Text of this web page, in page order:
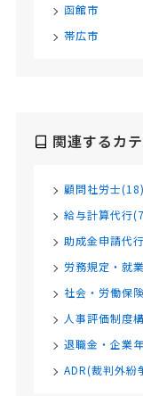
函館市
帯広市
関連するカ
顧問社労士(18)
給与計算代行
助成金申請代
労務規定・就
社会・労働保
人事評価制度
退職金・企業
ADR(裁判外紛